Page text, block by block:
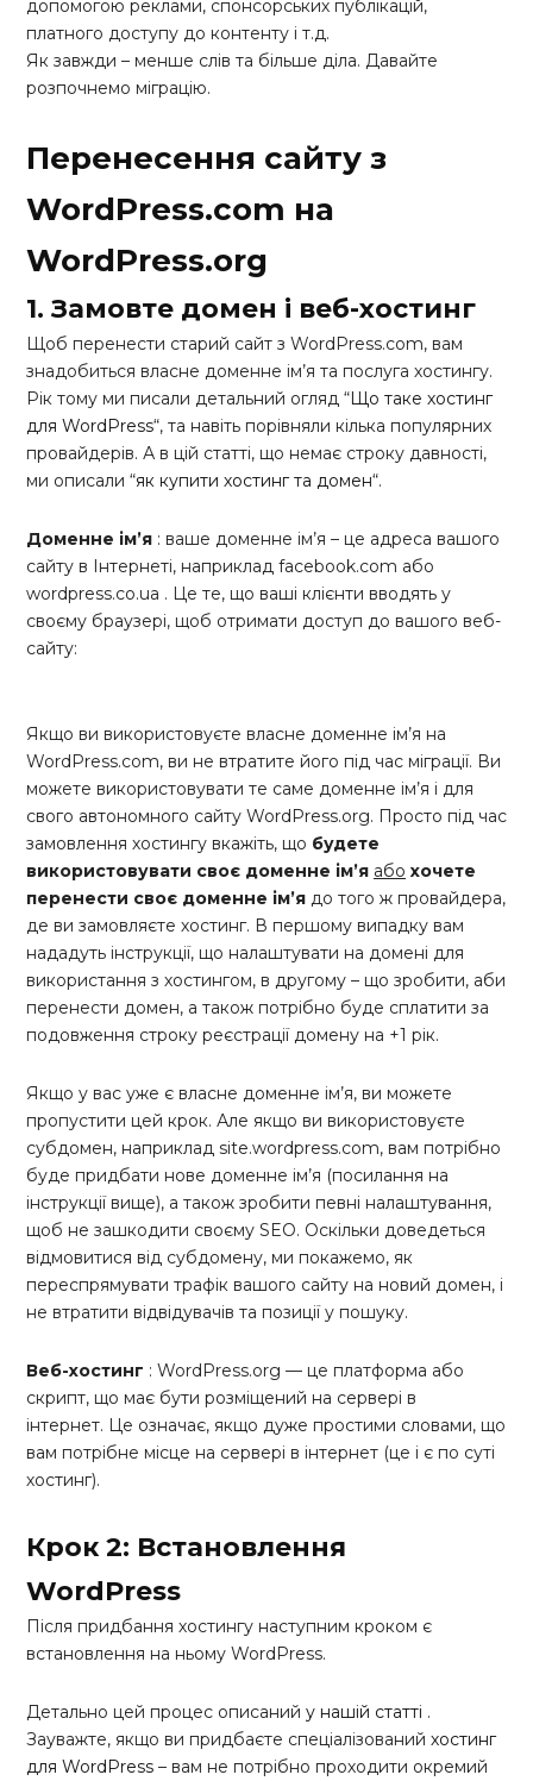
допомогою реклами, спонсорських публікацій,
платного доступу до контенту і т.д.
Як завжди – менше слів та більше діла. Давайте
розпочнемо міграцію.
Перенесення сайту з
WordPress.com на
WordPress.org
1. Замовте домен і веб-хостинг
Щоб перенести старий сайт з WordPress.com, вам
знадобиться власне доменне ім’я та послуга хостингу.
Рік тому ми писали детальний огляд “Що таке хостинг
для WordPress“, та навіть порівняли кілька популярних
провайдерів. А в цій статті, що немає строку давності,
ми описали “як купити хостинг та домен“.
Доменне ім’я : ваше доменне ім’я – це адреса вашого
сайту в Інтернеті, наприклад facebook.com або
wordpress.co.ua . Це те, що ваші клієнти вводять у
своєму браузері, щоб отримати доступ до вашого веб-
сайту:
Якщо ви використовуєте власне доменне ім’я на
WordPress.com, ви не втратите його під час міграції. Ви
можете використовувати те саме доменне ім’я і для
свого автономного сайту WordPress.org. Просто під час
замовлення хостингу вкажіть, що будете
використовувати своє доменне ім’я або хочете
перенести своє доменне ім’я до того ж провайдера,
де ви замовляєте хостинг. В першому випадку вам
нададуть інструкції, що налаштувати на домені для
використання з хостингом, в другому – що зробити, аби
перенести домен, а також потрібно буде сплатити за
подовження строку реєстрації домену на +1 рік.
Якщо у вас уже є власне доменне ім’я, ви можете
пропустити цей крок. Але якщо ви використовуєте
субдомен, наприклад site.wordpress.com, вам потрібно
буде придбати нове доменне ім’я (посилання на
інструкції вище), а також зробити певні налаштування,
щоб не зашкодити своєму SEO. Оскільки доведеться
відмовитися від субдомену, ми покажемо, як
переспрямувати трафік вашого сайту на новий домен, і
не втратити відвідувачів та позиції у пошуку.
Веб-хостинг : WordPress.org — це платформа або
скрипт, що має бути розміщений на сервері в
інтернет. Це означає, якщо дуже простими словами, що
вам потрібне місце на сервері в інтернет (це і є по суті
хостинг).
Крок 2: Встановлення
WordPress
Після придбання хостингу наступним кроком є ​​
встановлення на ньому WordPress.
Детально цей процес описаний у нашій статті .
Зауважте, якщо ви придбаєте спеціалізований хостинг
для WordPress – вам не потрібно проходити окремий